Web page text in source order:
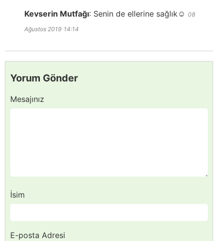
Kevserin Mutfağı: Senin de ellerine sağlık☺️ 08
Ağustos 2019 14:14
Yorum Gönder
Mesajınız
İsim
E-posta Adresi